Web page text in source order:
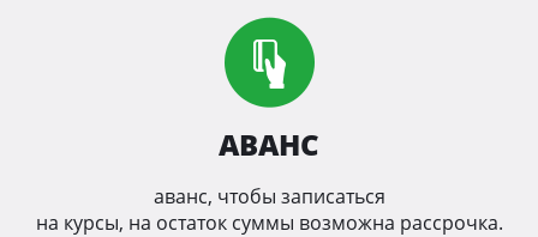
АВАНС
аванс, чтобы записаться
на курсы, на остаток суммы возможна рассрочка.